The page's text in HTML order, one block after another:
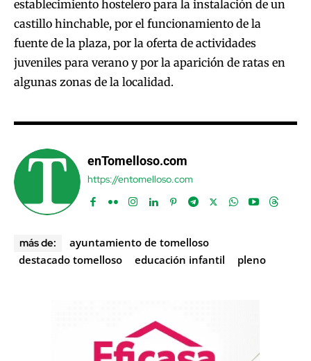
establecimiento hostelero para la instalación de un
castillo hinchable, por el funcionamiento de la
fuente de la plaza, por la oferta de actividades
juveniles para verano y por la aparición de ratas en
algunas zonas de la localidad.
enTomelloso.com
https://entomelloso.com
más de:
ayuntamiento de tomelloso
destacado tomelloso
educación infantil pleno